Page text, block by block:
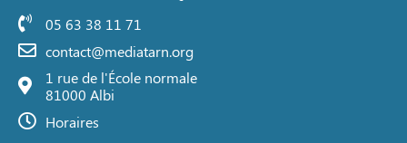
05 63 38 11 71
contact@mediatarn.org
1 rue de l'École normale
81000 Albi
Horaires